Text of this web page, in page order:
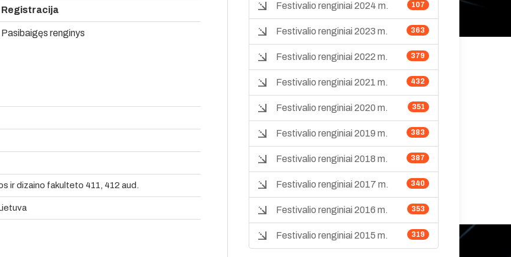
Registracija
Pasibaigęs renginys
ir dizaino fakulteto 411, 412 aud.
107
Festivalio renginiai 2024 m.
363
Festivalio renginiai 2023 m.
379
Festivalio renginiai 2022 m.
432
Festivalio renginiai 2021 m.
351
Festivalio renginiai 2020 m.
383
Festivalio renginiai 2019 m.
387
Festivalio renginiai 2018 m.
340
Festivalio renginiai 2017 m.
353
Festivalio renginiai 2016 m.
319
Festivalio renginiai 2015 m.